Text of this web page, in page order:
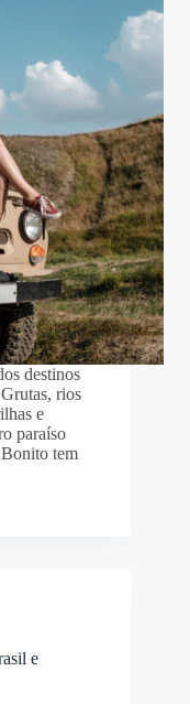
destinos
rios
e
paraíso
tem
e